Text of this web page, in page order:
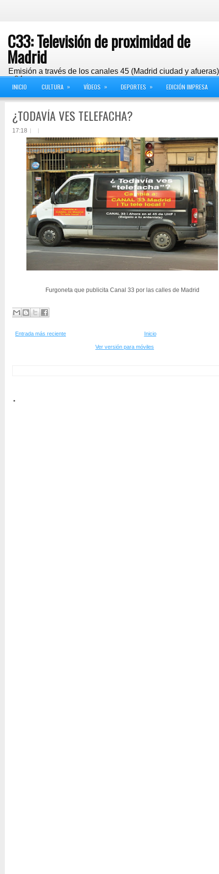
C33: Televisión de proximidad de
Madrid
Emisión a través de los canales 45 (Madrid ciudad y
y 24
INICIO CULTURA » VÍDEOS » DEPORTES » EDICIÓN IMPRESA
¿TODAVÍA VES TELEFACHA?
17:18
Furgoneta que publicita Canal 33 por las calles de Madrid
Entrada más reciente Inicio
Ver versión para móviles
.